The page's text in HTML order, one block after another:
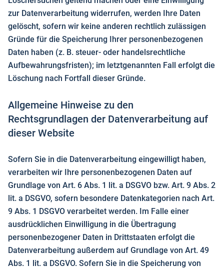
zur Datenverarbeitung widerrufen, werden Ihre Daten
gelöscht, sofern wir keine anderen rechtlich zulässigen
Gründe für die Speicherung Ihrer personenbezogenen
Daten haben (z. B. steuer- oder handelsrechtliche
Aufbewahrungsfristen); im letztgenannten Fall erfolgt die
Löschung nach Fortfall dieser Gründe.
Allgemeine Hinweise zu den
Rechtsgrundlagen der Datenverarbeitung auf
dieser Website
Sofern Sie in die Datenverarbeitung eingewilligt haben,
verarbeiten wir Ihre personenbezogenen Daten auf
Grundlage von Art. 6 Abs. 1 lit. a DSGVO bzw. Art. 9 Abs. 2
lit. a DSGVO, sofern besondere Datenkategorien nach Art.
9 Abs. 1 DSGVO verarbeitet werden. Im Falle einer
ausdrücklichen Einwilligung in die Übertragung
personenbezogener Daten in Drittstaaten erfolgt die
Datenverarbeitung außerdem auf Grundlage von Art. 49
Abs. 1 lit. a DSGVO. Sofern Sie in die Speicherung von